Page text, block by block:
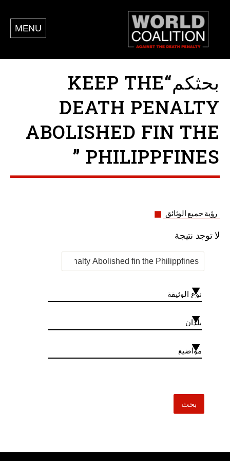
MENU
بحثكم“KEEP THE
DEATH PENALTY
ABOLISHED FIN THE
PHILIPPFINES ”
رؤية جميع الوثائق
لا توجد نتيجة